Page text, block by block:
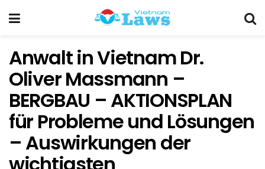
Anwalt in Vietnam Dr.
Oliver Massmann –
BERGBAU – AKTIONSPLAN
für Probleme und Lösungen
– Auswirkungen der